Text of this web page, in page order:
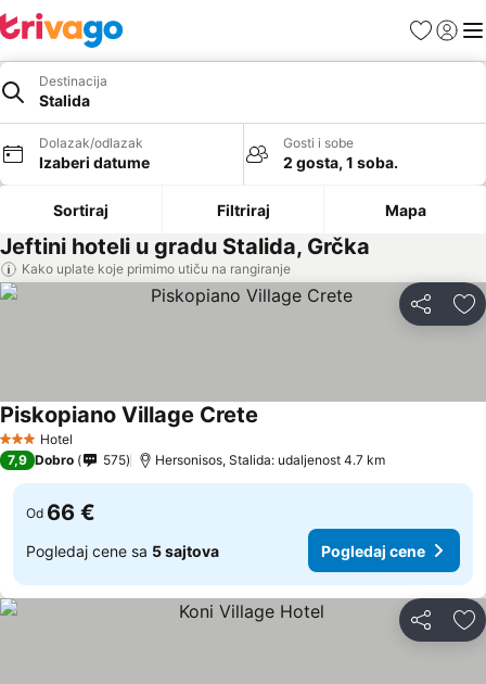
FavoritiPrijavi
Destinacija
Stalida
Dolazak/odlazak
Izaberi datume
Gosti i sobe
2 gosta, 1 soba.
Sortiraj Filtriraj Mapa
Jeftini hoteli u gradu Stalida, Grčka
Kako uplate koje primimo utiču na rangiranje
Deli
3 Zvezdice
Hotel
Piskopiano Village Crete
7,9 Dobro 575 Hersonisos, Stalida: udaljenost 4.7 km
Od 66 €
Pogledaj cene sa 5 sajtova Pogledaj cene
Deli